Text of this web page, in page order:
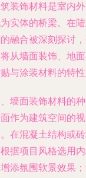
装饰材料是室内
实体的桥梁。在
融合被深刻探讨
从墙面装饰、地
与涂装材料的特性
墙面装饰材料的
作为建筑空间的
在混凝土结构或
据项目风格选用
添氛围软景效果